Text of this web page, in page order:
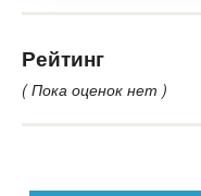
Рейтинг
( Пока оценок нет )